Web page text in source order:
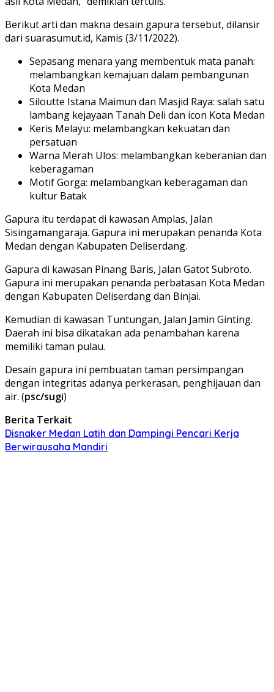
Berikut arti dan makna desain gapura tersebut, dilansir
dari suarasumut.id, Kamis (3/11/2022).
Sepasang menara yang membentuk mata panah:
melambangkan kemajuan dalam pembangunan
Kota Medan
Siloutte Istana Maimun dan Masjid Raya: salah satu
lambang kejayaan Tanah Deli dan icon Kota Medan
Keris Melayu: melambangkan kekuatan dan
persatuan
Warna Merah Ulos: melambangkan keberanian dan
keberagaman
Motif Gorga: melambangkan keberagaman dan
kultur Batak
Gapura itu terdapat di kawasan Amplas, Jalan
Sisingamangaraja. Gapura ini merupakan penanda Kota
Medan dengan Kabupaten Deliserdang.
Gapura di kawasan Pinang Baris, Jalan Gatot Subroto.
Gapura ini merupakan penanda perbatasan Kota Medan
dengan Kabupaten Deliserdang dan Binjai.
Kemudian di kawasan Tuntungan, Jalan Jamin Ginting.
Daerah ini bisa dikatakan ada penambahan karena
memiliki taman pulau.
Desain gapura ini pembuatan taman persimpangan
dengan integritas adanya perkerasan, penghijauan dan
air. (psc/sugi)
Berita Terkait
Disnaker Medan Latih dan Dampingi Pencari Kerja
Berwirausaha Mandiri